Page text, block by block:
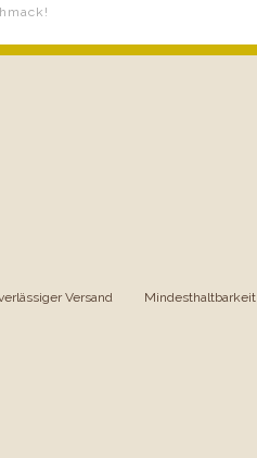
Versand Mindesthaltbarkeit